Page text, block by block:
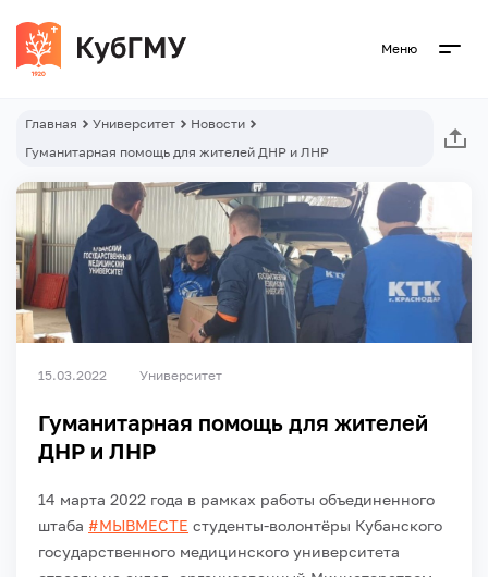
Меню
Главная Университет
Новости
Гуманитарная помощь для жителей ДНР и ЛНР
15.03.2022 Университет
Гуманитарная помощь для жителей
ДНР и ЛНР
14 марта 2022 года в рамках работы объединенного
штаба #МЫВМЕСТЕ студенты-волонтёры Кубанского
государственного медицинского университета